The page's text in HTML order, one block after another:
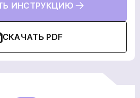
ИНСТРУКЦИЮ
СКАЧАТЬ PDF